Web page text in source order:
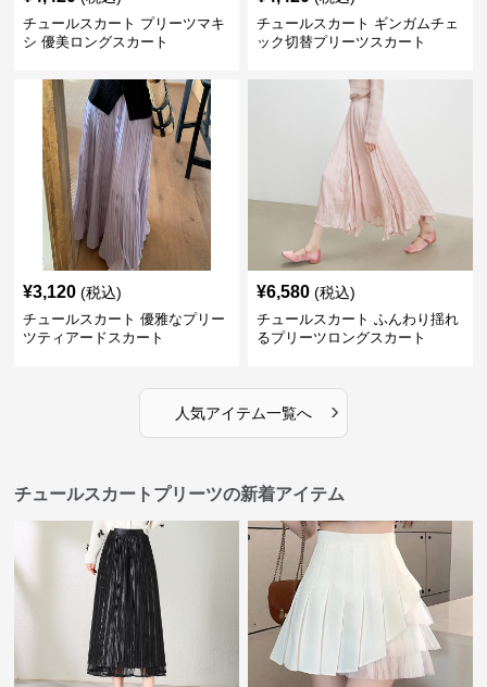
チュールスカート プリーツマキ
シ 優美ロングスカート
チュールスカート ギンガムチェ
ック切替プリーツスカート
¥3,120 (税込)
チュールスカート 優雅なプリー
ツティアードスカート
¥6,580 (税込)
チュールスカート ふんわり揺れ
るプリーツロングスカート
人気アイテム一覧へ ›
チュールスカートプリーツの新着アイテム